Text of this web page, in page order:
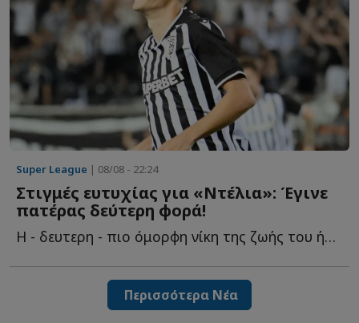
Super League | 08/08 - 22:24
Στιγμές ευτυχίας για «Ντέλια»: Έγινε
πατέρας δεύτερη φορά!
Η - δευτερη - πιο όμορφη νίκη της ζωής του ήρθε μακριά α...
Περισσότερα Νέα